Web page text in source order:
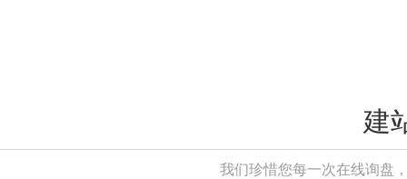
建
我们珍惜您每一次在线询盘